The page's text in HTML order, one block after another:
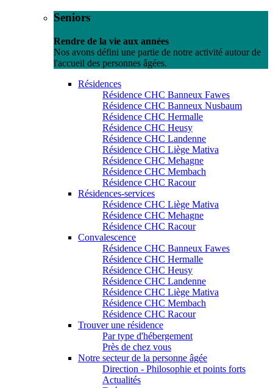
Seniors
Rendre de la vie aux années
Nos avons défini une partie de notre activité autour de
l'accueil des personnes âgées.
Résidences
Résidence CHC Banneux Fawes
Résidence CHC Banneux Nusbaum
Résidence CHC Hermalle
Résidence CHC Heusy
Résidence CHC Landenne
Résidence CHC Liège Mativa
Résidence CHC Mehagne
Résidence CHC Membach
Résidence CHC Racour
Résidences-services
Résidence CHC Liège Mativa
Résidence CHC Mehagne
Résidence CHC Racour
Convalescence
Résidence CHC Banneux Fawes
Résidence CHC Hermalle
Résidence CHC Heusy
Résidence CHC Landenne
Résidence CHC Liège Mativa
Résidence CHC Membach
Résidence CHC Racour
Trouver une résidence
Par type d'hébergement
Près de chez vous
Notre secteur de la personne âgée
Direction - Philosophie et points forts
Actualités